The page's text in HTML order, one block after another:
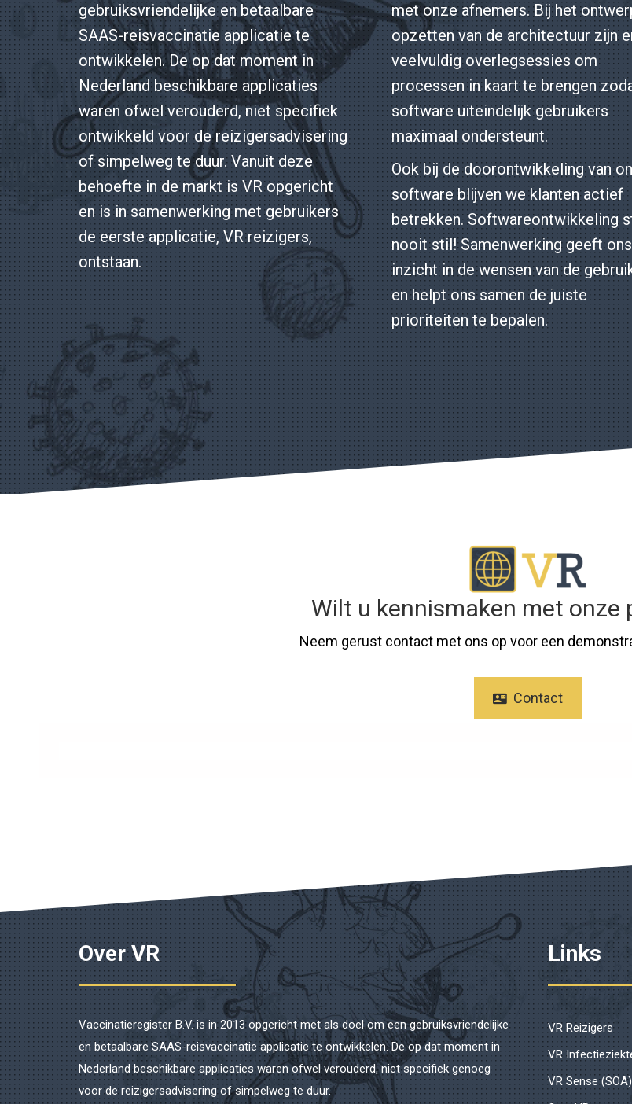
gebruiksvriendelijke en betaalbare
SAAS-reisvaccinatie applicatie te
ontwikkelen. De op dat moment in
Nederland beschikbare applicaties
waren ofwel verouderd, niet specifiek
ontwikkeld voor de reizigersadvisering
of simpelweg te duur. Vanuit deze
behoefte in de markt is VR opgericht
en is in samenwerking met gebruikers
de eerste applicatie, VR reizigers,
ontstaan.
met onze afnemers. Bij het
opzetten van de architectuur zijn
veelvuldig overlegsessies om
processen in kaart te brengen
software uiteindelijk gebruikers
maximaal ondersteunt.
Ook bij de doorontwikkeling van
software blijven we klanten actief
betrekken. Softwareontwikkeling
nooit stil! Samenwerking geeft ons
inzicht in de wensen van de
en helpt ons samen de juiste
prioriteiten te bepalen.
Wilt u kennismaken met onze
Neem gerust contact met ons op voor een
Contact
Over VR
Vaccinatieregister B.V. is in 2013 opgericht met als doel om een gebruiksvriendelijke
en betaalbare SAAS-reisvaccinatie applicatie te ontwikkelen. De op dat moment in
Nederland beschikbare applicaties waren ofwel verouderd, niet specifiek genoeg
voor de reizigersadvisering of simpelweg te duur.
Links
VR Reizigers
VR
VR Sense